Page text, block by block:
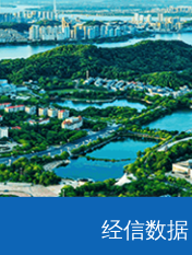
经信数据